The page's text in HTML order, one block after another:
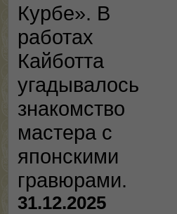
Курбе». В
работах
Кайботта
угадывалось
знакомство
мастера с
японскими
гравюрами.
31.12.2025